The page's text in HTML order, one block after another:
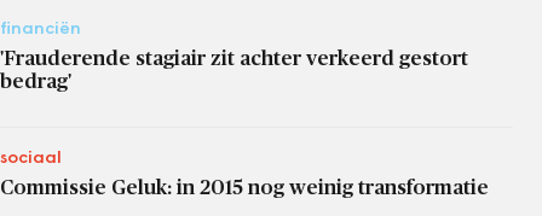
financiën
'Frauderende stagiair zit achter verkeerd gestort
bedrag'
sociaal
Commissie Geluk: in 2015 nog weinig transformatie